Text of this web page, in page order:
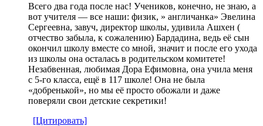
Всего два года после нас! Учеников, конечно, не знаю, а
вот учителя — все наши: физик, » англичанка» Эвелина
Сергеевна, завуч, директор школы, удивила Ашхен (
отчество забыла, к сожалению) Бардадина, ведь её сын
окончил школу вместе со мной, значит и после его ухода
из школы она осталась в родительском комитете!
Незабвенная, любимая Дора Ефимовна, она учила меня
с 5-го класса, ещё в 117 школе! Она не была
«добренькой», но мы её просто обожали и даже
поверяли свои детские секретики!
[Цитировать]